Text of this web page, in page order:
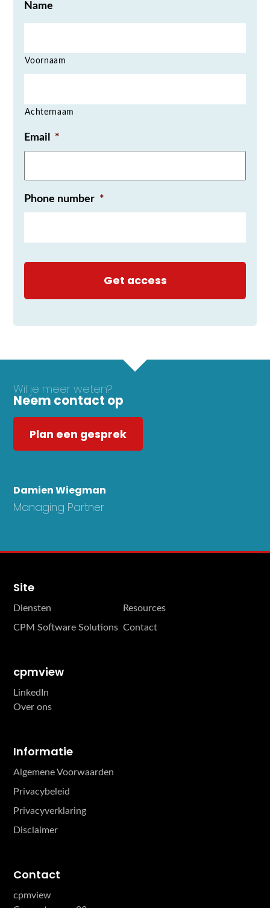
Name
Voornaam
Achternaam
Email *
Phone number *
Wil je meer weten?
Neem contact op
Plan een gesprek
Damien Wiegman
Managing Partner
Site
Diensten
Resources
CPM Software Solutions Contact
cpmview
LinkedIn
Over ons
Informatie
Algemene Voorwaarden
Privacybeleid
Privacyverklaring
Disclaimer
Contact
cpmview